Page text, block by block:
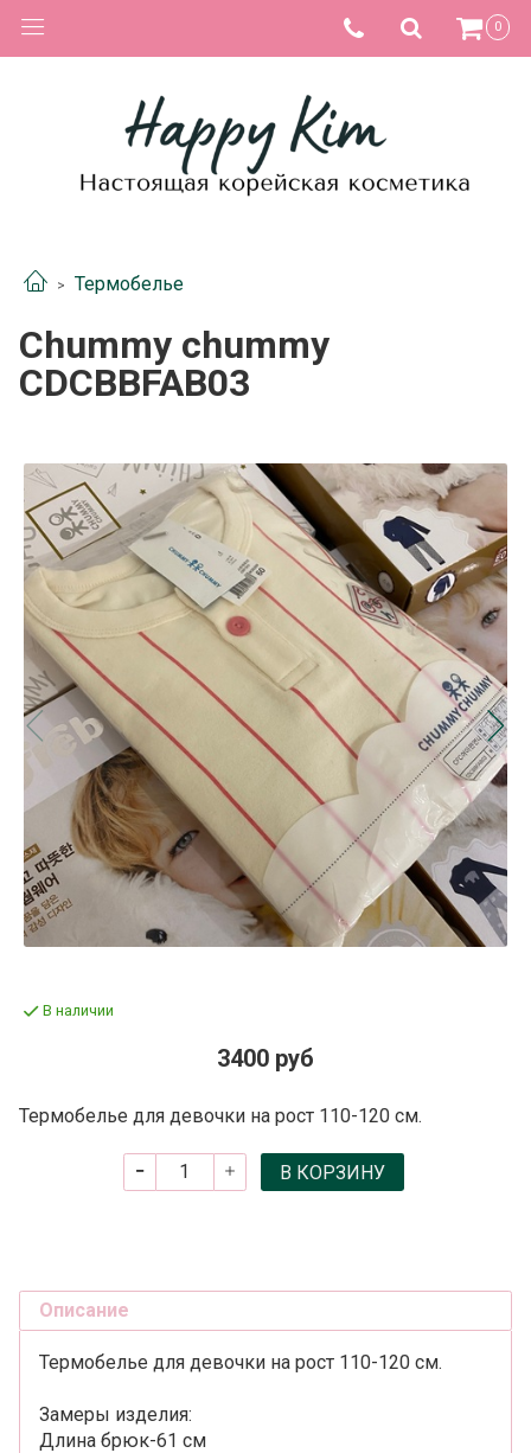
0
Термобелье
Chummy chummy
CDCBBFAB03
В наличии
3400 руб
Термобелье для девочки на рост 110-120 см.
В КОРЗИНУ
Описание
Термобелье для девочки на рост 110-120 см.
Замеры изделия:
Длина брюк-61 см